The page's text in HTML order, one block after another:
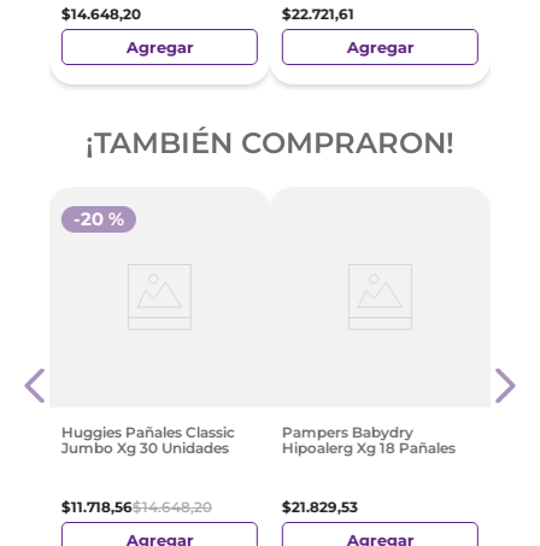
$14.648,20
Agregar
$22.721,61
Agregar
¡TAMBIÉN COMPRARON!
Huggies Pañales Classic
Jumbo Xg 30 Unidades
$11.718,56$14.648,20
-20 %
Agregar
Pampers Babydry
Hipoalerg Xg 18 Pañales
$21.829,53
Agregar